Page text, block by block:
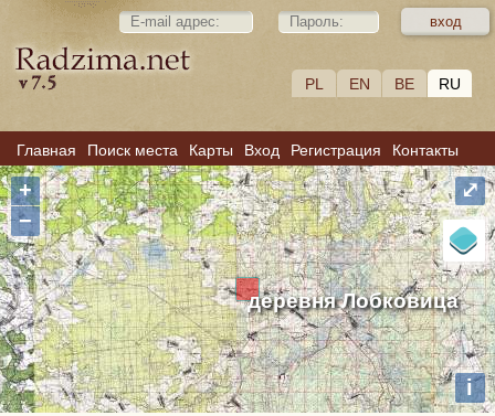
PL EN BE RU
Главная Поиск места Карты Вход Регистрация Контакты
деревня Лобковица
+
−
i
⤢